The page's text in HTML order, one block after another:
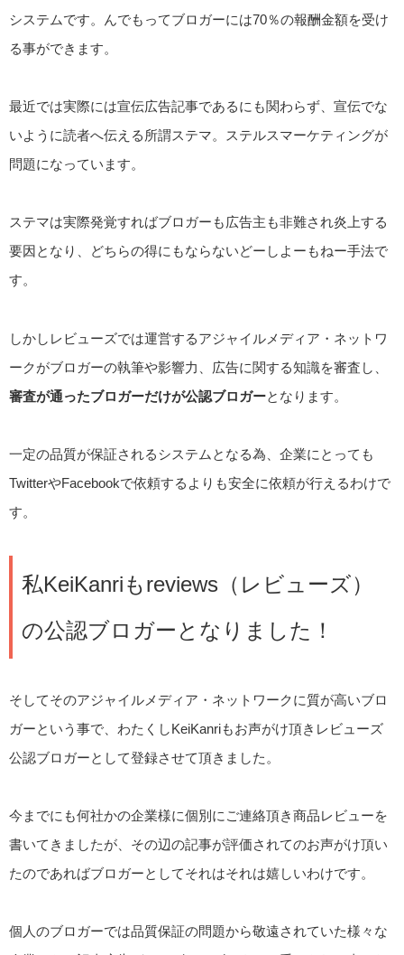
システムです。んでもってブロガーには70％の報酬金額を受け
る事ができます。
最近では実際には宣伝広告記事であるにも関わらず、宣伝でな
いように読者へ伝える所謂ステマ。ステルスマーケティングが
問題になっています。
ステマは実際発覚すればブロガーも広告主も非難され炎上する
要因となり、どちらの得にもならないどーしよーもねー手法で
す。
しかしレビューズでは運営するアジャイルメディア・ネットワ
ークがブロガーの執筆や影響力、広告に関する知識を審査し、
審査が通ったブロガーだけが公認ブロガーとなります。
一定の品質が保証されるシステムとなる為、企業にとっても
TwitterやFacebookで依頼するよりも安全に依頼が行えるわけで
す。
私KeiKanriもreviews（レビューズ）
の公認ブロガーとなりました！
そしてそのアジャイルメディア・ネットワークに質が高いブロ
ガーという事で、わたくしKeiKanriもお声がけ頂きレビューズ
公認ブロガーとして登録させて頂きました。
今までにも何社かの企業様に個別にご連絡頂き商品レビューを
書いてきましたが、その辺の記事が評価されてのお声がけ頂い
たのであればブロガーとしてそれはそれは嬉しいわけです。
個人のブロガーでは品質保証の問題から敬遠されていた様々な